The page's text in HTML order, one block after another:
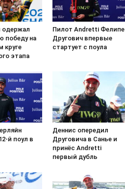
одержал
победу на
круге
этапа
Пилот Andretti Фелипе
Другович впервые
стартует с поула
й поул в
Деннис опередил
Друговича в Санье и
принёс Andretti
первый дубль